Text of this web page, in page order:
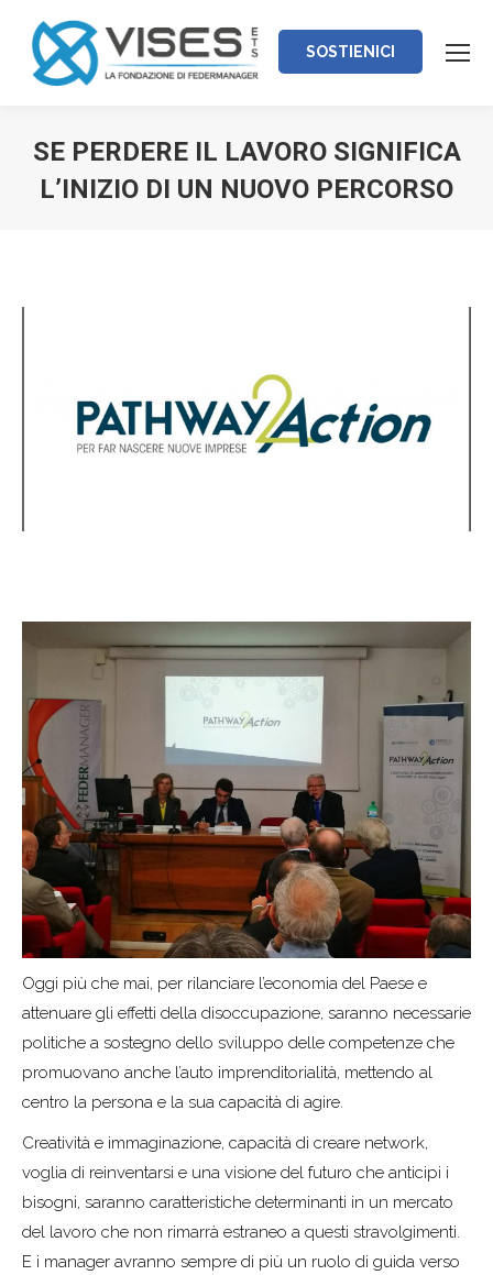
SOSTIENICI
SE PERDERE IL LAVORO SIGNIFICA
L’INIZIO DI UN NUOVO PERCORSO
Oggi più che mai, per rilanciare l’economia del Paese e
attenuare gli effetti della disoccupazione, saranno necessarie
politiche a sostegno dello sviluppo delle competenze che
promuovano anche l’auto imprenditorialità, mettendo al
centro la persona e la sua capacità di agire.
Creatività e immaginazione, capacità di creare network,
voglia di reinventarsi e una visione del futuro che anticipi i
bisogni, saranno caratteristiche determinanti in un mercato
del lavoro che non rimarrà estraneo a questi stravolgimenti.
E i manager avranno sempre di più un ruolo di guida verso